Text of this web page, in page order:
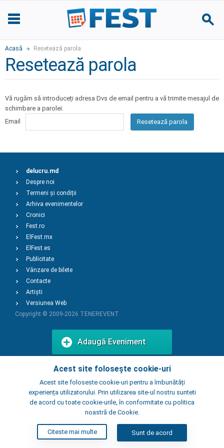
Acasă Resetează parola
Resetează parola
Vă rugăm să introduceți adresa Dvs de email pentru a vă trimite mesajul de
schimbare a parolei.
Email
Resetează parola
Acest site folosește cookie-uri
Acest site foloseste cookie-uri pentru a îmbunătăți
experiența utilizatorului. Prin utilizarea site-ul nostru sunteti
de acord cu toate cookie-urile, în conformitate cu politica
noastră de Cookie.
Citeste mai multe Sunt de acord
delucru.md
Despre noi
Termeni și condiții
Arhiva evenimentelor
Cronici
Fest.ro
ElFest.mx
ElFest.es
Publicitate
Vânzare de bilete
Contacte
Artiști
Versiunea Web
Copyright © 2009-2026 TENEREVENT
Adaugă Eveniment
Adaugă Local